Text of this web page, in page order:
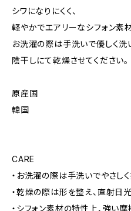
シワになりにくく、
軽やかでエアリーなシフォン素
お洗濯の際は手洗いで優しく洗
陰干しにて乾燥させてください。
原産国
韓国
CARE
・お洗濯の際は手洗いでやさし
・乾燥の際は形を整え、直射日
・シフォン素材の特性上、強い